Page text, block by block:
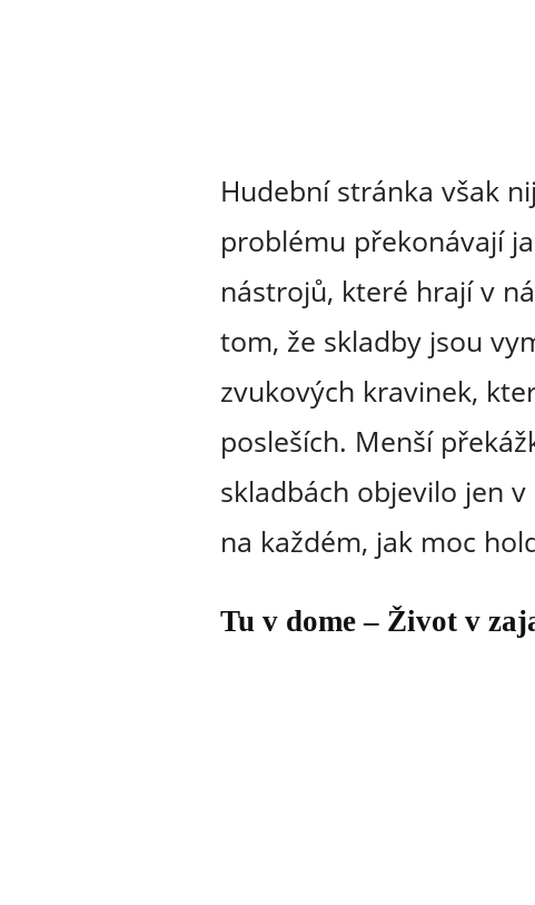
Hudební stránka však
problému překonávají
nástrojů, které hrají v
tom, že skladby jsou
zvukových kravinek,
posleších. Menší
skladbách objevilo jen
na každém, jak moc
Tu v dome – Život v